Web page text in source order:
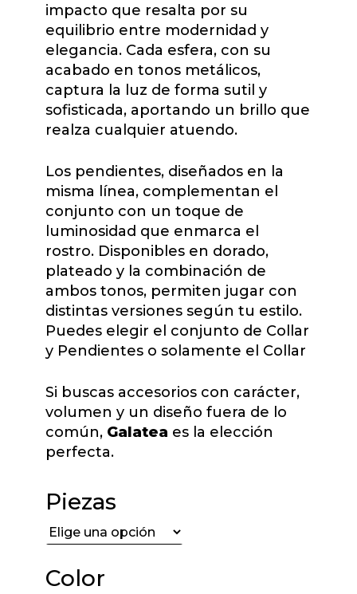
impacto que resalta por su
equilibrio entre modernidad y
elegancia. Cada esfera, con su
acabado en tonos metálicos,
captura la luz de forma sutil y
sofisticada, aportando un brillo que
realza cualquier atuendo.
Los pendientes, diseñados en la
misma línea, complementan el
conjunto con un toque de
luminosidad que enmarca el
rostro. Disponibles en dorado,
plateado y la combinación de
ambos tonos, permiten jugar con
distintas versiones según tu estilo.
Puedes elegir el conjunto de Collar
y Pendientes o solamente el Collar
Si buscas accesorios con carácter,
volumen y un diseño fuera de lo
común, Galatea es la elección
perfecta.
Piezas
Color